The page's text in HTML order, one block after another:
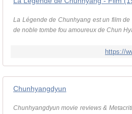
La Légende de Chunhyang est un film
de noble tombe fou amoureux de Chun
https://
Chunhyangdyun
Chunhyangdyun movie reviews &